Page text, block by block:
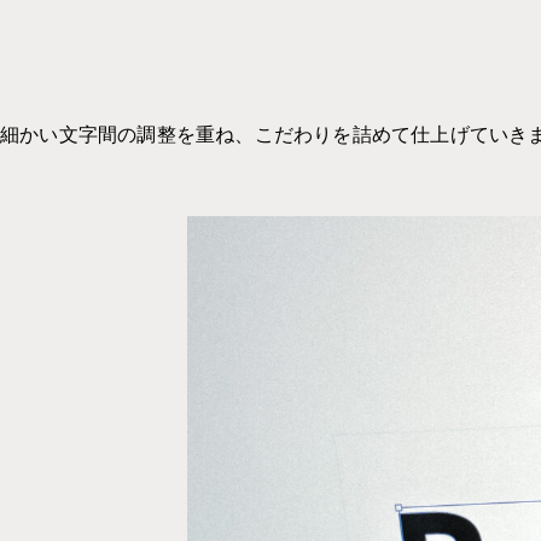
細かい文字間の調整を重ね、こだわりを詰めて仕上げていき